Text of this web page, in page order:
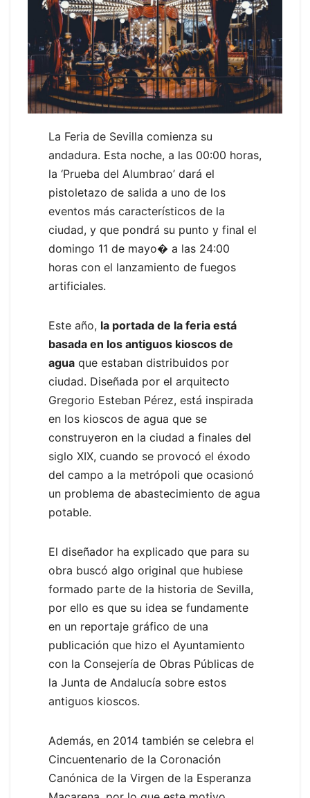
La Feria de Sevilla comienza su
andadura. Esta noche, a las 00:00 horas,
la ‘Prueba del Alumbrao’ dará el
pistoletazo de salida a uno de los
eventos más característicos de la
ciudad, y que pondrá su punto y final el
domingo 11 de mayo� a las 24:00
horas con el lanzamiento de fuegos
artificiales.
Este año, la portada de la feria está
basada en los antiguos kioscos de
agua que estaban distribuidos por
ciudad. Diseñada por el arquitecto
Gregorio Esteban Pérez, está inspirada
en los kioscos de agua que se
construyeron en la ciudad a finales del
siglo XIX, cuando se provocó el éxodo
del campo a la metrópoli que ocasionó
un problema de abastecimiento de agua
potable.
El diseñador ha explicado que para su
obra buscó algo original que hubiese
formado parte de la historia de Sevilla,
por ello es que su idea se fundamente
en un reportaje gráfico de una
publicación que hizo el Ayuntamiento
con la Consejería de Obras Públicas de
la Junta de Andalucía sobre estos
antiguos kioscos.
Además, en 2014 también se celebra el
Cincuentenario de la Coronación
Canónica de la Virgen de la Esperanza